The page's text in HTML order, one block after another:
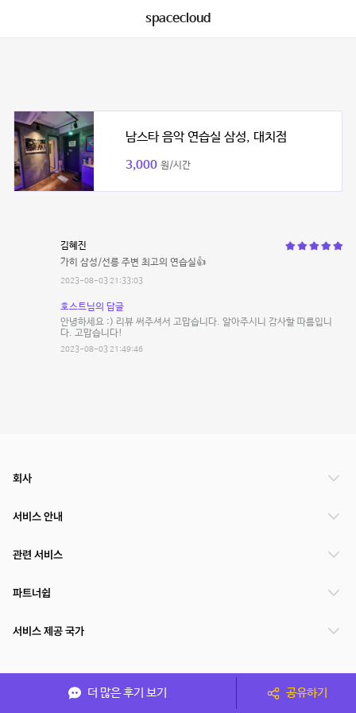
spacecloud
남스타 음악 연습실 삼성, 대치점
3,000 원/시간
김혜진
가히 삼성/선릉 주변 최고의 연습실👍
2023-08-03 21:33:03
호스트님의 답글
안녕하세요 :) 리뷰 써주셔서 고맙습니다. 알아주시니 감사할 따름입니
다. 고맙습니다!
2023-08-03 21:49:46
더 많은 후기 보기 공유하기
회사
서비스 안내
관련 서비스
파트너쉽
서비스 제공 국가
(주)NSPACE 사업자정보